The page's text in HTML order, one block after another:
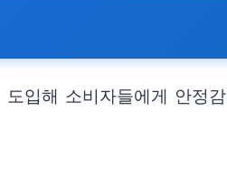
입해 소비자들에게 안정